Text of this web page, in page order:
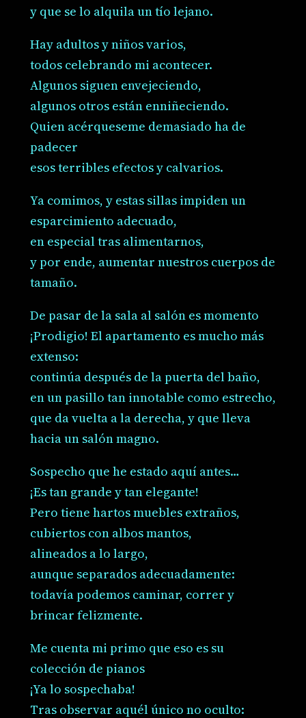
y que se lo alquila un tío lejano.
Hay adultos y niños varios,
todos celebrando mi acontecer.
Algunos siguen envejeciendo,
algunos otros están enniñeciendo.
Quien acérqueseme demasiado ha de
padecer
esos terribles efectos y calvarios.
Ya comimos, y estas sillas impiden un
esparcimiento adecuado,
en especial tras alimentarnos,
y por ende, aumentar nuestros cuerpos de
tamaño.
De pasar de la sala al salón es momento
¡Prodigio! El apartamento es mucho más
extenso:
continúa después de la puerta del baño,
en un pasillo tan innotable como estrecho,
que da vuelta a la derecha, y que lleva
hacia un salón magno.
Sospecho que he estado aquí antes…
¡Es tan grande y tan elegante!
Pero tiene hartos muebles extraños,
cubiertos con albos mantos,
alineados a lo largo,
aunque separados adecuadamente:
todavía podemos caminar, correr y
brincar felizmente.
Me cuenta mi primo que eso es su
colección de pianos
¡Ya lo sospechaba!
Tras observar aquél único no oculto: